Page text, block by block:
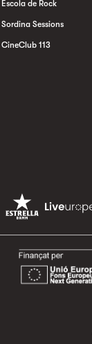
Escola de Rock
Sordina Sessions
CineClub 113